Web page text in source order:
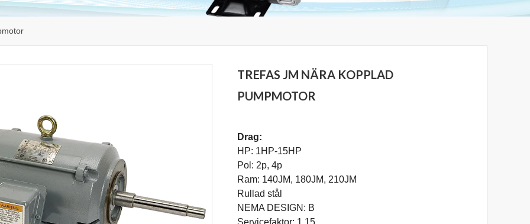
TREFAS JM NÄRA KOPPLAD
PUMPMOTOR
Drag:
HP: 1HP-15HP
Pol: 2p, 4p
Ram: 140JM, 180JM, 210JM
Rullad stål
NEMA DESIGN: B
Servicefaktor: 1.15